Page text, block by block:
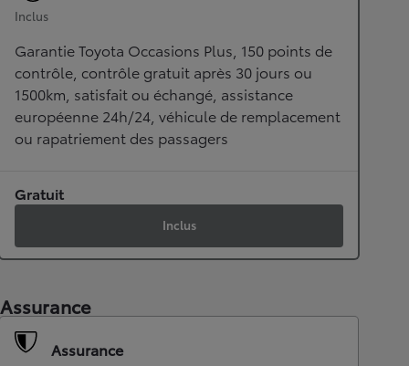
Inclus
Garantie Toyota Occasions Plus, 150 points de
contrôle, contrôle gratuit après 30 jours ou
1500km, satisfait ou échangé, assistance
européenne 24h/24, véhicule de remplacement
ou rapatriement des passagers
Gratuit
Inclus
Assurance
Assurance